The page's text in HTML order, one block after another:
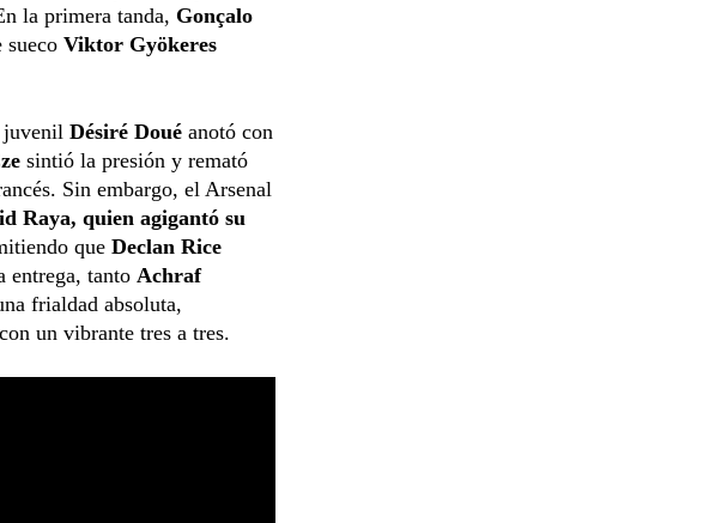
la primera tanda, Gonçalo
sueco Viktor Gyökeres
juvenil Désiré Doué anotó con
sintió la presión y remató
Sin embargo, el Arsenal
Raya, quien agigantó su
que Declan Rice
entrega, tanto Achraf
frialdad absoluta,
un vibrante tres a tres.